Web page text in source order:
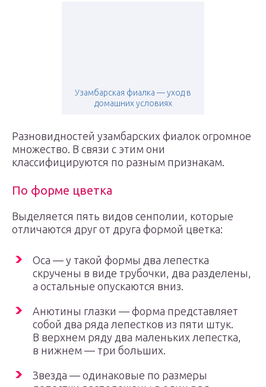
Узамбарская фиалка — уход в
домашних условиях
Разновидностей узамбарских фиалок огромное
множество. В связи с этим они
классифицируются по разным признакам.
По форме цветка
Выделяется пять видов сенполии, которые
отличаются друг от друга формой цветка:
Оса — у такой формы два лепестка
скручены в виде трубочки, два разделены,
а остальные опускаются вниз.
Анютины глазки — форма представляет
собой два ряда лепестков из пяти штук.
В верхнем ряду два маленьких лепестка,
в нижнем — три больших.
Звезда — одинаковые по размеры